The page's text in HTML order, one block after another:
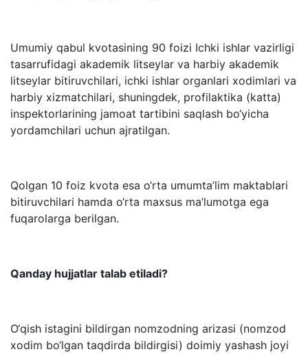
Umumiy qabul kvotasining 90 foizi Ichki ishlar vazirligi
tasarrufidagi akademik litseylar va harbiy akademik
litseylar bitiruvchilari, ichki ishlar organlari xodimlari va
harbiy xizmatchilari, shuningdek, profilaktika (katta)
inspektorlarining jamoat tartibini saqlash bo‘yicha
yordamchilari uchun ajratilgan.
Qolgan 10 foiz kvota esa o‘rta umumta’lim maktablari
bitiruvchilari hamda o‘rta maxsus ma’lumotga ega
fuqarolarga berilgan.
Qanday hujjatlar talab etiladi?
O‘qish istagini bildirgan nomzodning arizasi (nomzod
xodim bo‘lgan taqdirda bildirgisi) doimiy yashash joyi